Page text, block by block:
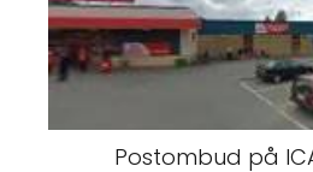
Postombud på